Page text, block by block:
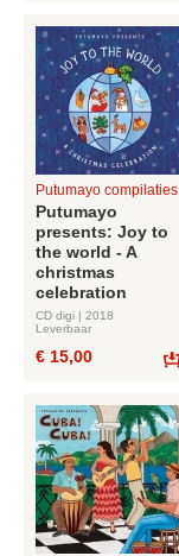
Putumayo compilaties
Putumayo
presents: Joy to
the world - A
christmas
celebration
CD digi | 2018
Leverbaar
€ 15,00